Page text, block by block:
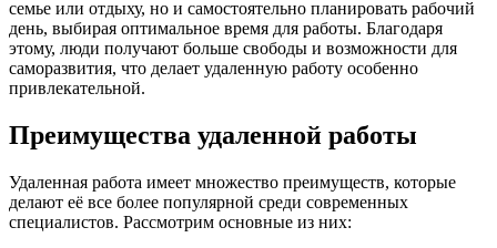
семье или отдыху, но и самостоятельно планировать рабочий
день, выбирая оптимальное время для работы. Благодаря
этому, люди получают больше свободы и возможности для
саморазвития, что делает удаленную работу особенно
привлекательной.
Преимущества удаленной работы
Удаленная работа имеет множество преимуществ, которые
делают её все более популярной среди современных
специалистов. Рассмотрим основные из них: